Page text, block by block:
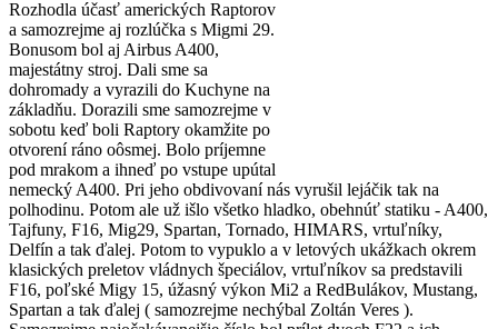
Rozhodla účasť amerických Raptorov
a samozrejme aj rozlúčka s Migmi 29.
Bonusom bol aj Airbus A400,
majestátny stroj. Dali sme sa
dohromady a vyrazili do Kuchyne na
základňu. Dorazili sme samozrejme v
sobotu keď boli Raptory okamžite po
otvorení ráno oôsmej. Bolo príjemne
pod mrakom a ihneď po vstupe upútal
nemecký A400. Pri jeho obdivovaní nás vyrušil lejáčik tak na
polhodinu. Potom ale už išlo všetko hladko, obehnúť statiku - A400,
Tajfuny, F16, Mig29, Spartan, Tornado, HIMARS, vrtuľníky,
Delfín a tak ďalej. Potom to vypuklo a v letových ukážkach okrem
klasických preletov vládnych špeciálov, vrtuľníkov sa predstavili
F16, poľské Migy 15, úžasný výkon Mi2 a RedBulákov, Mustang,
Spartan a tak ďalej ( samozrejme nechýbal Zoltán Veres ).